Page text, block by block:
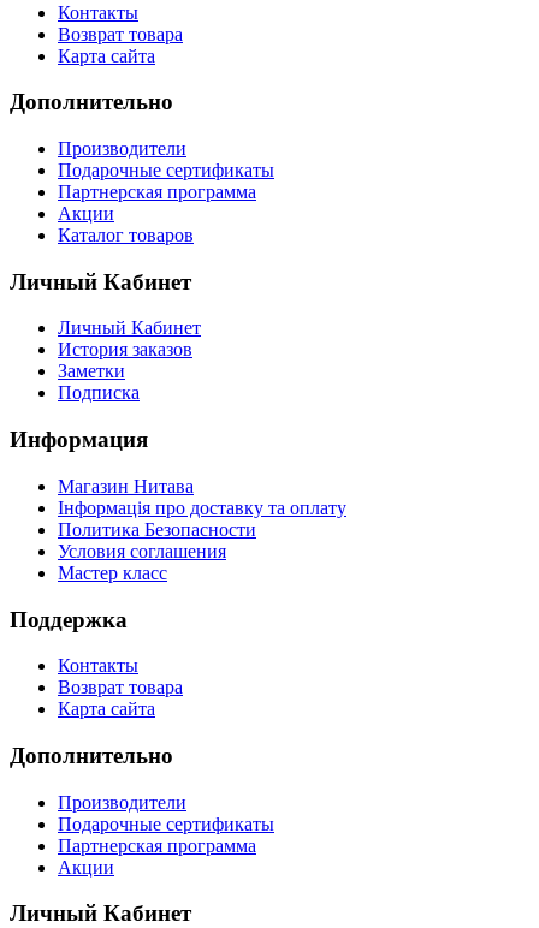
Контакты
Возврат товара
Карта сайта
Дополнительно
Производители
Подарочные сертификаты
Партнерская программа
Акции
Каталог товаров
Личный Кабинет
Личный Кабинет
История заказов
Заметки
Подписка
Информация
Магазин Нитава
Інформація про доставку та оплату
Политика Безопасности
Условия соглашения
Мастер класс
Поддержка
Контакты
Возврат товара
Карта сайта
Дополнительно
Производители
Подарочные сертификаты
Партнерская программа
Акции
Личный Кабинет